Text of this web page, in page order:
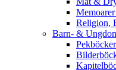
Religion,
Barn- &